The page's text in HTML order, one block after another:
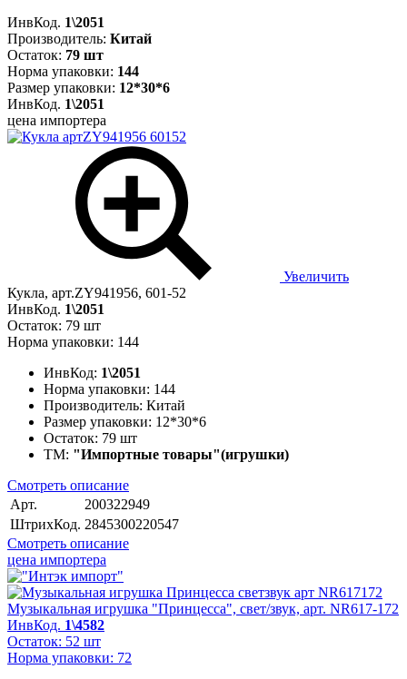
ИнвКод. 1\2051
Производитель: Китай
Остаток: 79 шт
Норма упаковки: 144
Размер упаковки: 12*30*6
ИнвКод. 1\2051
цена импортера
Увеличить
Кукла, арт.ZY941956, 601-52
ИнвКод. 1\2051
Остаток: 79 шт
Норма упаковки: 144
ИнвКод: 1\2051
Норма упаковки: 144
Производитель: Китай
Размер упаковки: 12*30*6
Остаток: 79 шт
ТМ: "Импортные товары"(игрушки)
Смотреть описание
Арт.
200322949
ШтрихКод. 2845300220547
Смотреть описание
цена импортера
Музыкальная игрушка "Принцесса", свет/звук, арт. NR617-172
ИнвКод. 1\4582
Остаток: 52 шт
Норма упаковки: 72